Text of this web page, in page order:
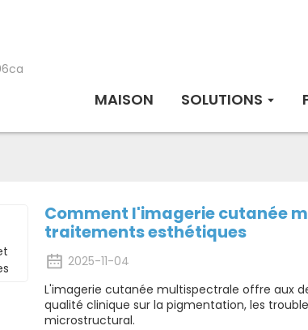
MAISON SOLUTIONS
Comment l'imagerie cutanée
traitements esthétiques
2025-11-04
L'imagerie cutanée multispectrale offre aux
qualité clinique sur la pigmentation, les
microstructural.